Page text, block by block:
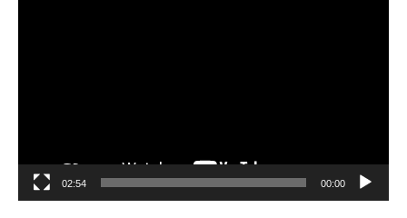
00:00
02:54